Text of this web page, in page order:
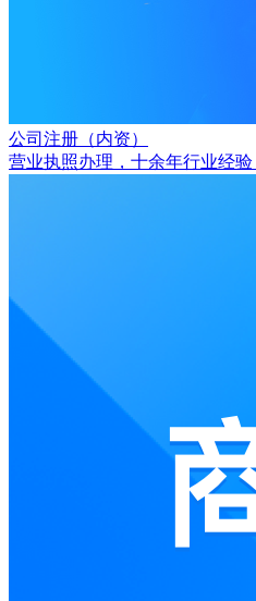
公司注册（内资）
营业执照办理，十余年行业经